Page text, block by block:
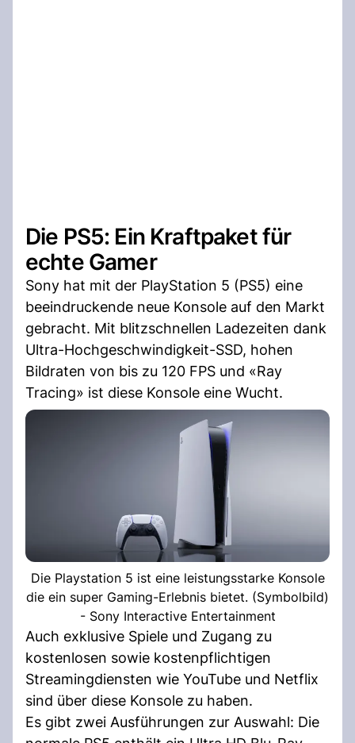
Die PS5: Ein Kraftpaket für
echte Gamer
Sony hat mit der PlayStation 5 (PS5) eine
beeindruckende neue Konsole auf den Markt
gebracht. Mit blitzschnellen Ladezeiten dank
Ultra-Hochgeschwindigkeit-SSD, hohen
Bildraten von bis zu 120 FPS und «Ray
Tracing» ist diese Konsole eine Wucht.
Die Playstation 5 ist eine leistungsstarke Konsole
die ein super Gaming-Erlebnis bietet. (Symbolbild)
- Sony Interactive Entertainment
Auch exklusive Spiele und Zugang zu
kostenlosen sowie kostenpflichtigen
Streamingdiensten wie YouTube und Netflix
sind über diese Konsole zu haben.
Es gibt zwei Ausführungen zur Auswahl: Die